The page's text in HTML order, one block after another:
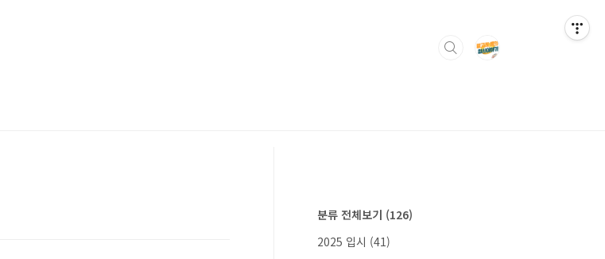
분류 전체보기 (126)
2025 입시 (41)